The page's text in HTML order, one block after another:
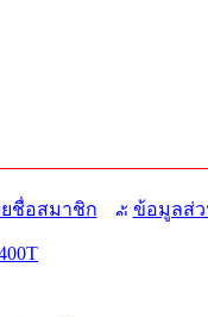
ยชื่อสมาชิก ข้อมูลส่